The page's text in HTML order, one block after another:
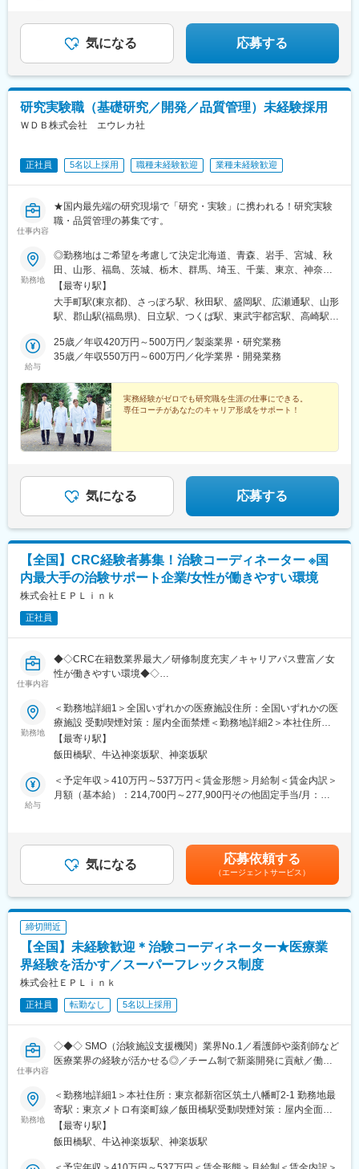
合、家賃補助が支給されます
葉駅、東大前駅、立川駅、京急川崎駅、日吉町駅、新浜松駅、新
豊田駅、近鉄名古屋駅、電気ビル前駅、足羽山公園口駅、近鉄四
日市駅、四条駅(京都市営)、千里中央駅(北大阪急行)、西梅田駅、
旧居留地・大丸前駅、山陽明石駅、田町駅(岡山県)、胡町駅、眉山
ロープウェイ山麓駅、平和通駅、西鉄福岡駅、花畑町駅、高見橋
町駅、新静岡駅、浜松駅、名鉄名古屋駅、電鉄富山駅・エスタ前
駅、仁愛女子高校駅、四日市駅、京都河原町駅、大阪梅田駅(阪神
気になる 応募する
研究実験職（基礎研究／開発／品質管理）未経験採用
ＷＤＢ株式会社 エウレカ社
正社員 5名以上採用 職種未経験歓迎 業種未経験歓迎
仕事内容
★国内最先端の研究現場で「研究・実験」に携われる！研究実験
職・品質管理の募集です。
勤務地
◎勤務地はご希望を考慮して決定北海道、青森、岩手、宮城、秋
田、山形、福島、茨城、栃木、群馬、埼玉、千葉、東京、神奈
川、新潟、長野、富山、石川、福井、山梨、岐阜、静岡、愛知、
三重、滋賀、京都、大阪、兵庫、奈良、和歌山、岡山、広島、山
口、徳島、香川、愛媛、高知、福岡、佐賀、長崎、熊本、大分、
定：ご自宅から90分以内の就業先・エリア限定：下記エリア内の
就業先。エリア内での転居を伴う場合あり・全国：全国の中でス
の区分★東北エリア…青森、岩手、宮城、秋田、山形、福島北関
東エリア…茨木、栃木、群馬、埼玉、東京南関東エリア…東京、
神奈川、千葉甲信越エリア…山梨、長野、新潟、東京東海エリ
ア…静岡、愛知、岐阜、三重北陸エリア…富山、石川、福井関西
エリア…滋賀、京都、大阪、兵庫、奈良、和歌山中四国エリア…
【最寄り駅】
大手町駅(東京都)、さっぽろ駅、秋田駅、盛岡駅、広瀬通駅、山形
駅、郡山駅(福島県)、日立駅、つくば駅、東武宇都宮駅、高崎駅、
井駅、勝どき駅、根津駅、立川北駅、町田駅、川崎駅、みなとみ
らい駅、平塚駅、新潟駅、春日山駅、甲府駅、沼津駅、静岡駅、
町駅、あすなろう四日市駅、彦根駅、草津駅(滋賀県)、烏丸駅、茨
木駅、千里中央駅(大阪モノレール)、大阪駅、三田駅(兵庫県)、三
宮・花時計前駅、西神中央駅、明石駅、加古川駅、岡山駅前駅、
倉敷駅、福山駅、八丁堀駅(広島県)、徳山駅、徳島駅、新居浜駅、
小倉駅(福岡県)、天神駅、大分駅、熊本城・市役所前駅、宮崎駅、
葉駅、東大前駅、立川駅、京急川崎駅、日吉町駅、新浜松駅、新
豊田駅、近鉄名古屋駅、電気ビル前駅、足羽山公園口駅、近鉄四
日市駅、四条駅(京都市営)、千里中央駅(北大阪急行)、西梅田駅、
旧居留地・大丸前駅、山陽明石駅、田町駅(岡山県)、胡町駅、眉山
ロープウェイ山麓駅、平和通駅、西鉄福岡駅、花畑町駅、高見橋
駅、二重橋前駅、大通駅、仙台駅、千葉中央駅、立川南駅、桜木
町駅、新静岡駅、浜松駅、名鉄名古屋駅、電鉄富山駅・エスタ前
駅、仁愛女子高校駅、四日市駅、京都河原町駅、大阪梅田駅(阪神
線)、貿易センター駅、西新町駅、新西大寺町筋駅、立町駅、天神
給与
25歳／年収420万円～500万円／製薬業界・研究業務
35歳／年収550万円～600万円／化学業界・開発業務
実務経験がゼロでも研究職を生涯の仕事にできる。
専任コーチがあなたのキャリア形成をサポート！
気になる 応募する
【全国】CRC経験者募集！治験コーディネーター ※国
内最大手の治験サポート企業/女性が働きやすい環境
株式会社ＥＰＬｉｎｋ
正社員
仕事内容
◆◇CRC在籍数業界最大／研修制度充実／キャリアパス豊富／女
性が働きやすい環境◆◇
て就業頂きます！
■担当業務：治験が行われている医療機関で医師の指示のもと医学
的判断や医療行為を伴わない治験業務を支援をします。
・治験に参加する患者（被験者）さんに対する試験内容の補助説
・被験者のスケジュール管理
・被験者との面談・服薬状況の確認
・症例報告書の作成支援など
■国内最大手の治験サポート企業：イーピーエスグループに属し、
SMO」として第一選択肢に指名されており、業界内での信頼があ
ります。日本の三大疾病の筆頭として治験薬や治療法が開発され
るがん分野においては、治験実施には高度な専門知識が求められ
るため、専門教育をうけたCRCを育成しており、難易度が高い試
験にも対応できるサポート体制を敷いています。
■教育研修制度充実：集合研修、外部研修、OJT はもちろん、がん
資格者はCRCの半数に達しています。
・全国約6,900施設のネットワークを持つため、ご自宅近くや家族
の転勤などに合わせた働き方ができます。
・スーパーフレックス制度があり、ワークライフバランスの実現
を支援しています。／リフレッシュ休暇（8月1日に5日間付与）
あり
・産前産後休暇それぞれ8週間（妊娠中時短勤務あり）／子供が3
勤務地
＜勤務地詳細1＞全国いずれかの医療施設住所：全国いずれかの医
療施設 受動喫煙対策：屋内全面禁煙＜勤務地詳細2＞本社住所：
東京都新宿区筑土八幡町2-1 勤務地最寄駅：東京メトロ有楽町線
／飯田橋駅受動喫煙対策：屋内全面禁煙変更の範囲：会社の定め
【最寄り駅】
飯田橋駅、牛込神楽坂駅、神楽坂駅
給与
＜予定年収＞410万円～537万円＜賃金形態＞月給制＜賃金内訳＞
月額（基本給）：214,700円～277,900円その他固定手当/月：
CRC手当・休日連絡対応手当■賞与：年2回（6月、12月）／昇
給：年1回（10月）※業績に応じ、決算賞与（秋季賞与）支給の場
合あり（10月）■時間外・休日出勤手当等の割増賃金は別途支給
賃金はあくまでも目安の金額であり、選考を通じて上下する可能
性があります。月給(月額)は固定手当を含めた表記です。
気になる 応募依頼する
（エージェントサービス）
締切間近
【全国】未経験歓迎＊治験コーディネーター★医療業
界経験を活かす／スーパーフレックス制度
株式会社ＥＰＬｉｎｋ
正社員 転勤なし 5名以上採用
仕事内容
◇◆◇ SMO（治験施設支援機関）業界No.1／看護師や薬剤師など
医療業界の経験が活かせる◎／チーム制で新薬開発に貢献／働き
【CRC=治験コーディネーターとは？】
病院・クリニックを訪問して、患者様や医師や院内スタッフ、さ
らに製薬企業との連絡・調整役を担います。また、治験を受けて
いただく患者様の相談相手となり、じっくり向き合う仕事です。
勤務地
＜勤務地詳細1＞本社住所：東京都新宿区筑土八幡町2-1 勤務地最
寄駅：東京メトロ有楽町線／飯田橋駅受動喫煙対策：屋内全面禁
煙＜勤務地詳細2＞全国いずれかの医療施設住所：全国いずれかの
医療施設 受動喫煙対策：屋内全面禁煙変更の範囲：会社の定める
【最寄り駅】
飯田橋駅、牛込神楽坂駅、神楽坂駅